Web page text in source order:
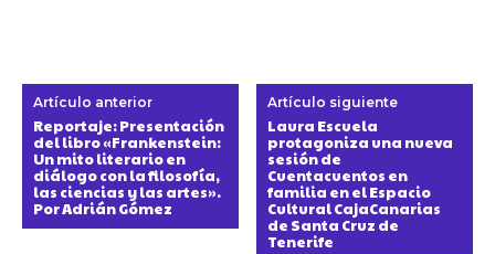
Artículo anterior
Reportaje: Presentación
del libro «Frankenstein:
Un mito literario en
diálogo con la filosofía,
las ciencias y las artes».
Por Adrián Gómez
Artículo siguiente
Laura Escuela
protagoniza una nueva
sesión de
Cuentacuentos en
familia en el Espacio
Cultural CajaCanarias
de Santa Cruz de
Tenerife